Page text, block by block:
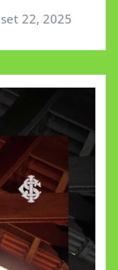
set 22, 2025